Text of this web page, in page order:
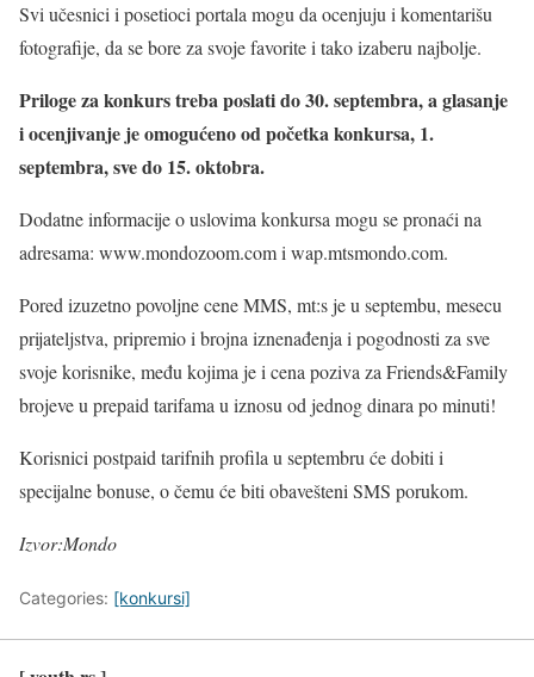
Svi učesnici i posetioci portala mogu da ocenjuju i komentarišu
fotografije, da se bore za svoje favorite i tako izaberu najbolje.
Priloge za konkurs treba poslati do 30. septembra, a glasanje
i ocenjivanje je omogućeno od početka konkursa, 1.
septembra, sve do 15. oktobra.
Dodatne informacije o uslovima konkursa mogu se pronaći na
adresama: www.mondozoom.com i wap.mtsmondo.com.
Pored izuzetno povoljne cene MMS, mt:s je u septembu, mesecu
prijateljstva, pripremio i brojna iznenađenja i pogodnosti za sve
svoje korisnike, među kojima je i cena poziva za Friends&Family
brojeve u prepaid tarifama u iznosu od jednog dinara po minuti!
Korisnici postpaid tarifnih profila u septembru će dobiti i
specijalne bonuse, o čemu će biti obavešteni SMS porukom.
Izvor:Mondo
Categories: [konkursi]